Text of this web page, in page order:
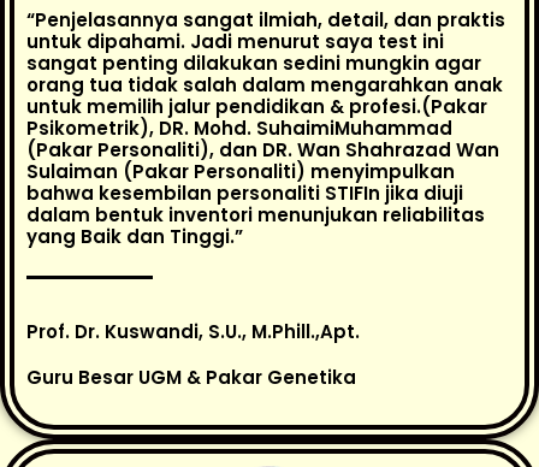
“Penjelasannya sangat ilmiah, detail, dan praktis
untuk dipahami. Jadi menurut saya test ini
sangat penting dilakukan sedini mungkin agar
orang tua tidak salah dalam mengarahkan anak
untuk memilih jalur pendidikan & profesi.(Pakar
Psikometrik), DR. Mohd. SuhaimiMuhammad
(Pakar Personaliti), dan DR. Wan Shahrazad Wan
Sulaiman (Pakar Personaliti) menyimpulkan
bahwa kesembilan personaliti STIFIn jika diuji
dalam bentuk inventori menunjukan reliabilitas
yang Baik dan Tinggi.”
Prof. Dr. Kuswandi, S.U., M.Phill.,Apt.
Guru Besar UGM & Pakar Genetika